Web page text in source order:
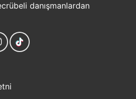
danışmanlardan